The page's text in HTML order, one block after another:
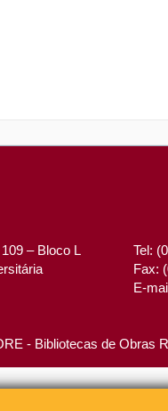
– Bloco L
Tel:
Fax:
E-
- Bibliotecas de Obras